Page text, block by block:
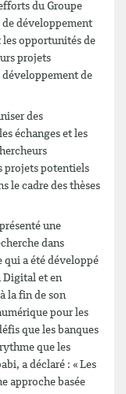
du Groupe
développement
les opportunités de
projets
de
des
échanges et les
projets potentiels
le cadre des thèses
une
dans
qui a été développé
Digital et en
la fin de son
pour les
que les banques
que les
a déclaré : « Les
approche basée